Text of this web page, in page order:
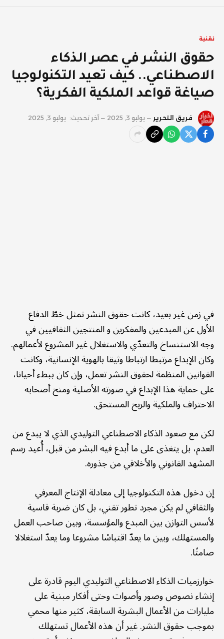
تقنية
حقوق النشر في عصر الذكاء
الاصطناعي.. كيف تعيد التكنولوجيا
صياغة قواعد الملكية الفكرية؟
فريق التحرير يوليو 3, 2025 آخر تحديث: يوليو 3, 2025
في زمن غير بعيد، كانت حقوق النشر تمثل خطّ الدفاع
الأول عن المبدعين والمفكرين و المنتجين الثقافيين في
وجه الاستنساخ والتعدّي والاستغلال غير المشروع لأعمالهم.
وكان الإبداع مرتبطا ارتباطا وثيقا بالهوية الإنسانية، وكانت
القوانين المنظمة لحقوق النشر تعمل، وإن كان ببطء أحيانا،
على حماية هذا الإبداع في صورته الأصلية ومنح أصحابه
الاحتراف والملكية والربح المستحق.
لكن مع صعود الذكاء الاصطناعي التوليدي الذي لا يبدع من
العدم، بل يتغذى على ما أبدع فيه البشر من قبل، أُعيد رسم
المشهد القانوني والأخلاقي من جذوره.
إن دخول هذه التكنولوجيا إلى معادلة الإنتاج المعرفي
والثقافي لم يكن مجرد تطور تقني، بل كان ضربة قاسية
لأسس التوازن بين المبدع والمؤسسة، وبين صاحب العمل
والمستهلك، وبين ما يعدّ اقتباسًا مشروعا وما يعدّ استغلالا
صامتًا.
خوارزميات الذكاء الاصطناعي التوليدي اليوم قادرة على
إنشاء نصوص وصور وأصوات وحتى أفكار مبنية على
مليارات من الأعمال البشرية السابقة، كثير منها محمي
بموجب حقوق النشر. غير أن هذه الأعمال تستهلك